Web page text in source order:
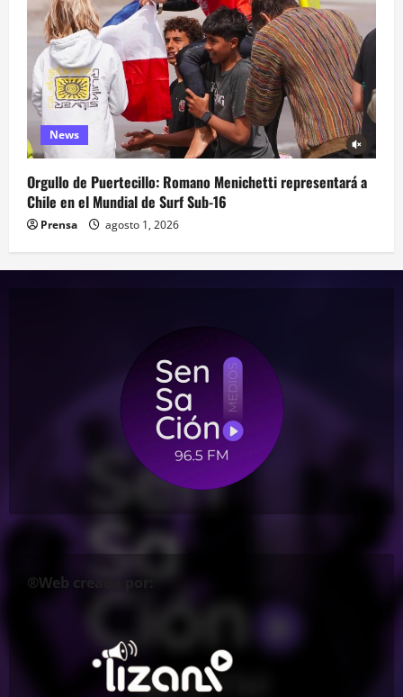
News
Orgullo de Puertecillo: Romano Menichetti representará a
Chile en el Mundial de Surf Sub-16
Prensa agosto 1, 2026
®Web creada por: